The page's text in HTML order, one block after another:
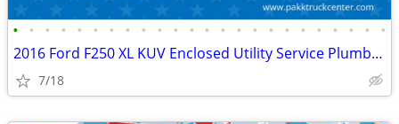
• • • • • • • • • • • • • • • • • • • • • • • •
2016 Ford F250 XL KUV Enclosed Utility Service Plumber Mechanic Truck
7/18